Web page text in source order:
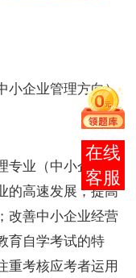
小企业管理方向）
专业（中小企业管
的高速发展；提高
改善中小企业经营
育自学考试的特
重考核应考者运用
在线
客服